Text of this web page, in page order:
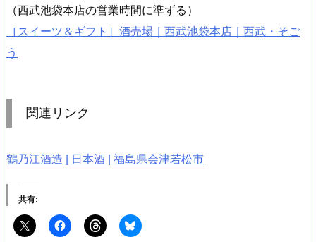
（西武池袋本店の営業時間に準ずる）
［スイーツ＆ギフト］酒売場｜西武池袋本店｜西武・そご
う
関連リンク
鶴乃江酒造 日本酒 福島県会津若松市
共有: